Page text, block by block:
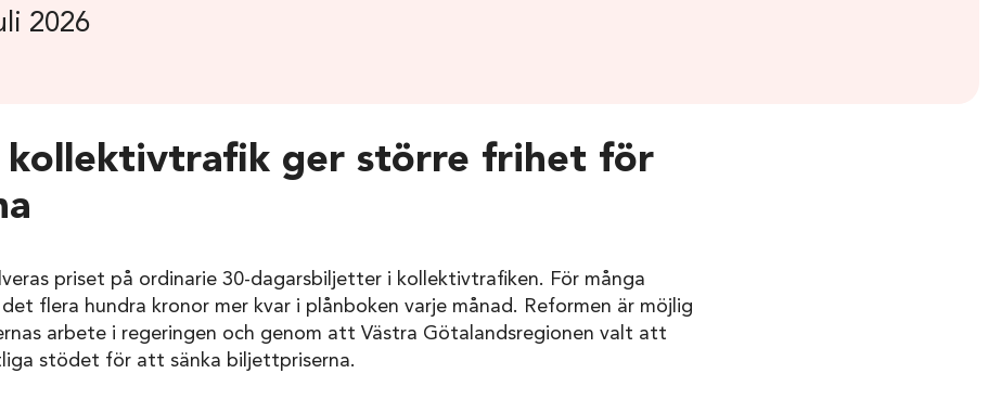
2026
kollektivtrafik ger större frihet för
priset på ordinarie 30-dagarsbiljetter i kollektivtrafiken. För många
flera hundra kronor mer kvar i plånboken varje månad. Reformen är möjlig
arbete i regeringen och genom att Västra Götalandsregionen valt att
stödet för att sänka biljettpriserna.